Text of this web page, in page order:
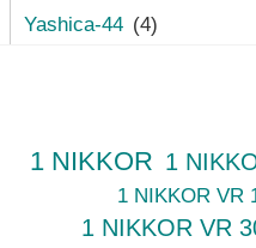
Yashica-44 (4)
1 NIKKOR 1
1 NIKKOR VR
1 NIKKOR VR